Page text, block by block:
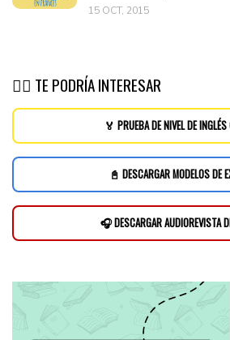
15 OCT, 2015
👉🏽 TE PODRÍA INTERESAR
🏅 PRUEBA DE NIVEL DE
📓 DESCARGAR MODELOS DE
🎧 DESCARGAR AUDIOREVISTA